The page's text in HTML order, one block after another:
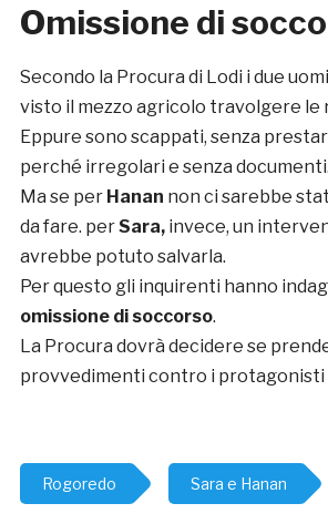
Omissione di
Secondo la Procura di Lodi i due
visto il mezzo agricolo travolgere le
Eppure sono scappati, senza
perché irregolari e senza documenti.
Ma se per Hanan non ci sarebbe
da fare. perSara,invece, un
avrebbe potuto salvarla.
Per questo gli inquirenti hanno
omissione di soccorso.
La Procura dovrà decidere se
provvedimenti contro i protagonisti
Rogoredo Sara e Hanan